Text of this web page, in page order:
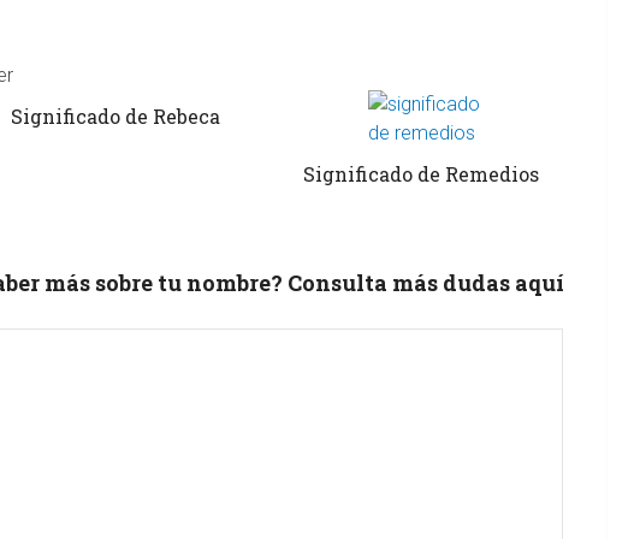
Significado de Rebeca
Significado de Remedios
más sobre tu nombre? Consulta más dudas aquí